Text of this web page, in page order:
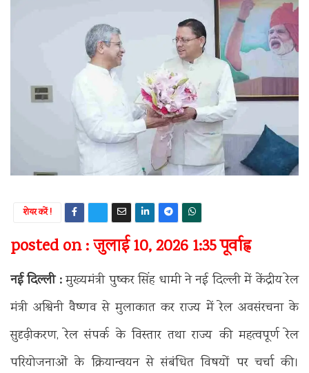
शेयर करें !
posted on : जुलाई 10, 2026 1:35 पूर्वाह्न
नई दिल्ली :मुख्यमंत्री पुष्कर सिंह धामी ने नई दिल्ली में केंद्रीय रेल
मंत्री अश्विनी वैष्णव से मुलाकात कर राज्य में रेल अवसंरचना के
सुदृढ़ीकरण, रेल संपर्क के विस्तार तथा राज्य की महत्वपूर्ण रेल
परियोजनाओं के क्रियान्वयन से संबंधित विषयों पर चर्चा की।